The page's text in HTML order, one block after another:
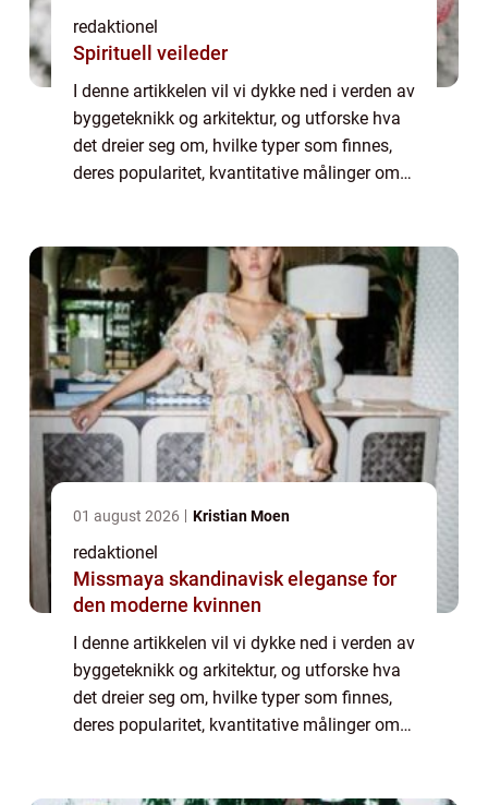
redaktionel
Spirituell veileder
I denne artikkelen vil vi dykke ned i verden av
byggeteknikk og arkitektur, og utforske hva
det dreier seg om, hvilke typer som finnes,
deres popularitet, kvantitative målinger om
01 august 2026 Kristian Moen
redaktionel
Missmaya skandinavisk eleganse for
den moderne kvinnen
I denne artikkelen vil vi dykke ned i verden av
byggeteknikk og arkitektur, og utforske hva
det dreier seg om, hvilke typer som finnes,
deres popularitet, kvantitative målinger om